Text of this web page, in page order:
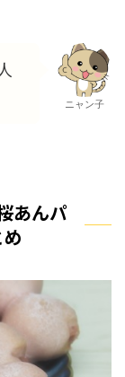
ニャン子
あんパ